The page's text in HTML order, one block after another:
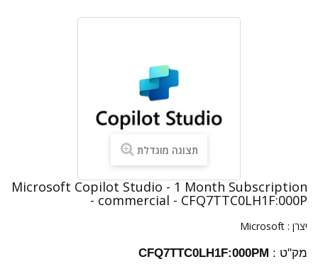
תצוגה מוגדלת
Microsoft Copilot Studio - 1 Month Subscription
- commercial - CFQ7TTC0LH1F:000P
יצרן : Microsoft
מק"ט : CFQ7TTC0LH1F:000PM